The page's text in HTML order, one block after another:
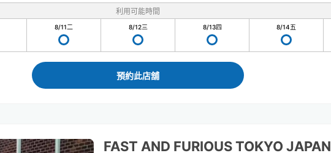
利用可能時間
8/11二 8/12三 8/13四 8/14五
預約此店舖
FAST AND FURIOUS TOKYO JAPAN